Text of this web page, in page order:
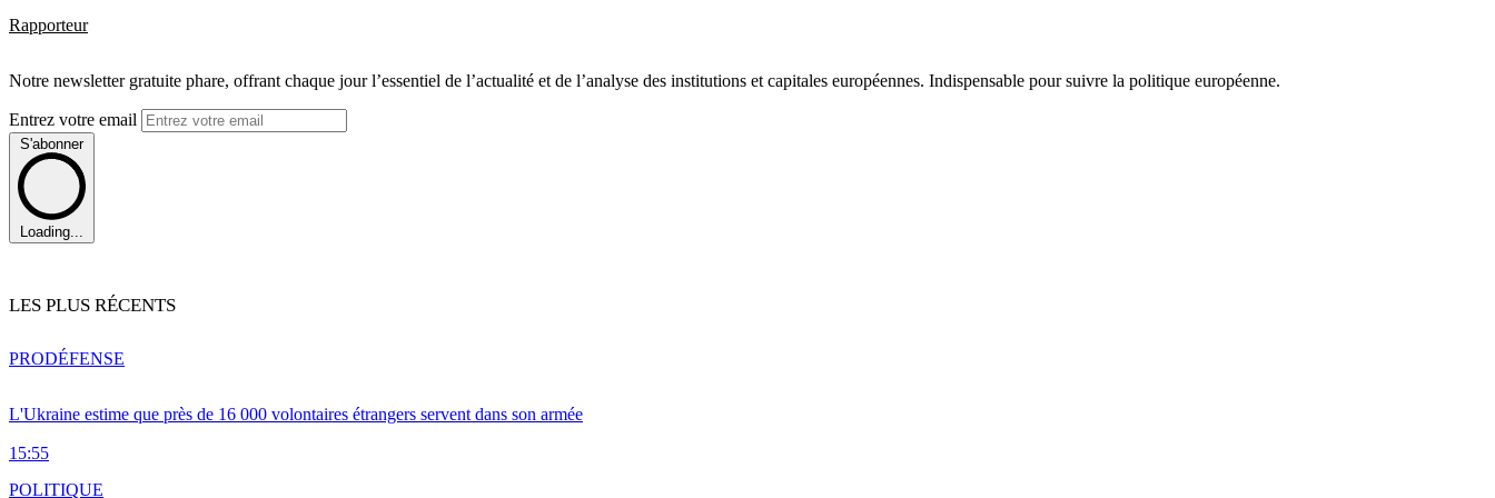
Rapporteur
Notre newsletter gratuite phare, offrant chaque jour l’essentiel de l’actualité et de l’analyse des institutions et capitales européennes. Indispensable pour suivre la politique européenne.
Entrez votre email
S'abonner
Loading...
LES PLUS RÉCENTS
L'Ukraine estime que près de 16 000 volontaires étrangers servent dans son armée
15:55
PRODÉFENSE
POLITIQUE